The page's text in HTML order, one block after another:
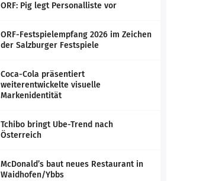
ORF: Pig legt Personalliste vor
ORF-Festspielempfang 2026 im Zeichen
der Salzburger Festspiele
Coca-Cola präsentiert
weiterentwickelte visuelle
Markenidentität
Tchibo bringt Ube-Trend nach
Österreich
McDonald’s baut neues Restaurant in
Waidhofen/Ybbs